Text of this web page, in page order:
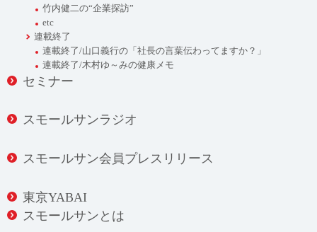
竹内健二の“企業探訪”
etc
連載終了
連載終了/山口義行の「社長の言葉伝わってますか？」
連載終了/木村ゆ～みの健康メモ
セミナー
スモールサンラジオ
スモールサン会員プレスリリース
東京YABAI
スモールサンとは